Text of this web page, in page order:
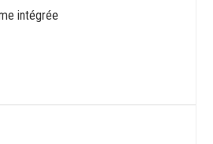
intégrée